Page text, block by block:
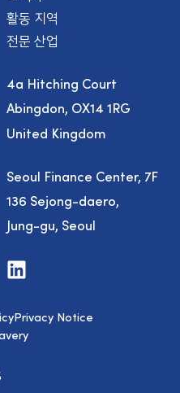
활동 지역
전문 산업
4a Hitching Court
Abingdon, OX14 1RG
United Kingdom
Seoul Finance Center, 7F
136 Sejong-daero,
Jung-gu, Seoul
V
i
t
u
s
Privacy Notice